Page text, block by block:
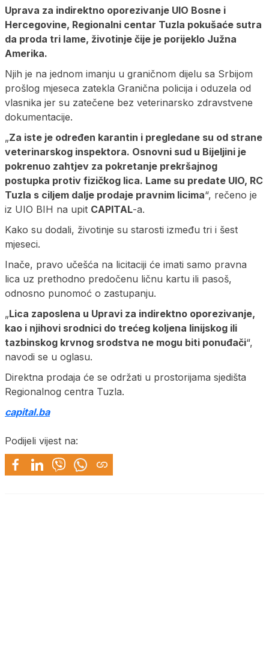
Uprava za indirektno oporezivanje UIO Bosne i
Hercegovine, Regionalni centar Tuzla pokušaće sutra
da proda tri lame, životinje čije je porijeklo Južna
Amerika.
Njih je na jednom imanju u graničnom dijelu sa Srbijom
prošlog mjeseca zatekla Granična policija i oduzela od
vlasnika jer su zatečene bez veterinarsko zdravstvene
dokumentacije.
„Za iste je određen karantin i pregledane su od strane
veterinarskog inspektora. Osnovni sud u Bijeljini je
pokrenuo zahtjev za pokretanje prekršajnog
postupka protiv fizičkog lica. Lame su predate UIO, RC
Tuzla s ciljem dalje prodaje pravnim licima“, rečeno je
iz UIO BIH na upit CAPITAL-a.
Kako su dodali, životinje su starosti između tri i šest
mjeseci.
Inače, pravo učešća na licitaciji će imati samo pravna
lica uz prethodno predočenu ličnu kartu ili pasoš,
odnosno punomoć o zastupanju.
„Lica zaposlena u Upravi za indirektno oporezivanje,
kao i njihovi srodnici do trećeg koljena linijskog ili
tazbinskog krvnog srodstva ne mogu biti ponuđači“,
navodi se u oglasu.
Direktna prodaja će se održati u prostorijama sjedišta
Regionalnog centra Tuzla.
capital.ba
Podijeli vijest na: